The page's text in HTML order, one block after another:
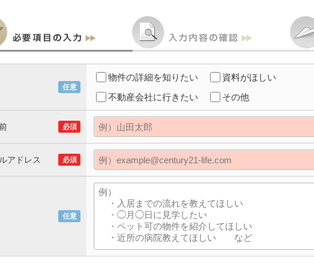
任意
物件の詳細を知りたい 資料がほしい
不動産会社に行きたい
その他
必須
アドレス 必須
任意